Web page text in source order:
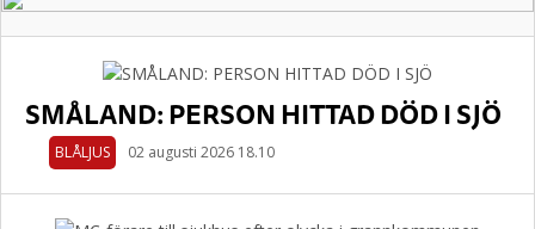
SMÅLAND: PERSON HITTAD DÖD I SJÖ
BLÅLJUS 02 augusti 2026 18.10